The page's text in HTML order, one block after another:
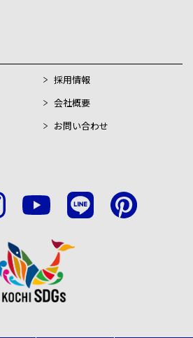
採用情報
会社概要
お問い合わせ